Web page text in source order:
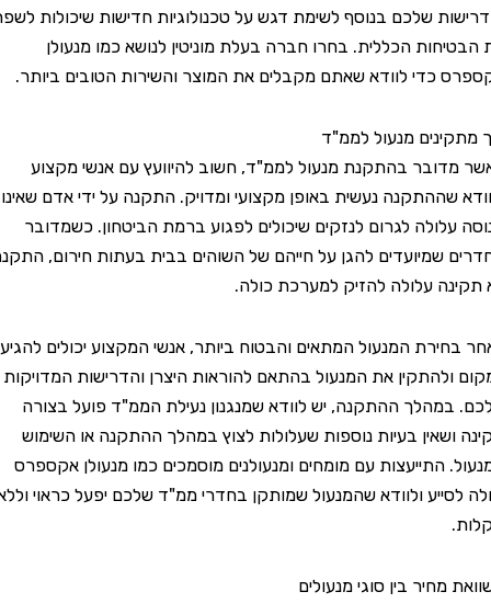
שלכם בנוסף לשימת דגש על טכנולוגיות חדישות שיכולות לשפר
הכללית. בחרו חברה בעלת מוניטין לנושא כמו מנעולן
כדי לוודא שאתם מקבלים את המוצר והשירות הטובים ביותר.
מנעול לממ"ד
בהתקנת מנעול לממ"ד, חשוב להיוועץ עם אנשי מקצוע
נעשית באופן מקצועי ומדויק. התקנה על ידי אדם שאינו
לגרום לנזקים שיכולים לפגוע ברמת הביטחון. כשמדובר
שמיועדים להגן על חייהם של השוהים בבית בעתות חירום, התקנה
עלולה להזיק למערכת כולה.
המנעול המתאים והבטוח ביותר, אנשי המקצוע יכולים להגיע
את המנעול בהתאם להוראות היצרן והדרישות המדויקות
ההתקנה, יש לוודא שמנגנון נעילת הממ"ד פועל בצורה
בעיות נוספות שעלולות לצוץ במהלך ההתקנה או השימוש
התייעצות עם מומחים ומנעולנים מוסמכים כמו מנעולן אקספרס
ולוודא שהמנעול שמותקן בחדרי ממ"ד שלכם יפעל כראוי וללא
בין סוגי מנעולים